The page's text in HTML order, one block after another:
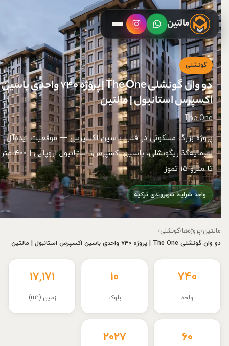
مالتین
گونشلی
دو وان گونشلی The One | پروژه ۷۴۰ واحدی باسین
اکسپرس استانبول | مالتین
The One
پروژه بزرگ مسکونی در قلب باسین اکسپرس — موقعیت ایده‌آل
سرمایه‌گذاریگونشلی، باسین اکسپرس، استانبول اروپایی | ۴۰۰ متر
تا مترو ۱۵ تموز
واجد شرایط شهروندی ترکیه
مالتین›پروژه‌ها›گونشلی›
دو وان گونشلی The One | پروژه ۷۴۰ واحدی باسین اکسپرس استانبول | مالتین
۷۴۰
واحد
۱۰
بلوک
۱۷,۱۷۱
زمین (m²)
۶۰ ۲۰۲۷